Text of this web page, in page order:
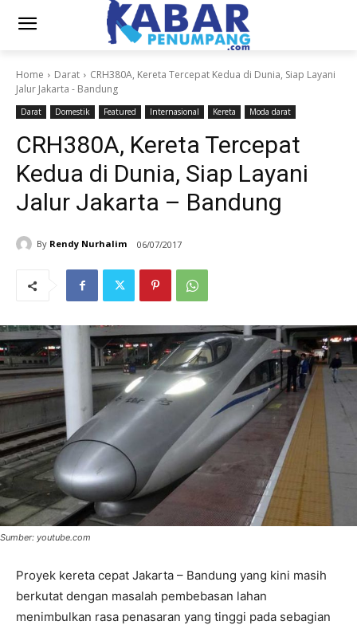
Home Darat
CRH380A, Kereta Tercepat Kedua di Dunia, Siap Layani
Jalur Jakarta - Bandung
Darat Domestik Featured Internasional Kereta Moda darat
CRH380A, Kereta Tercepat
Kedua di Dunia, Siap Layani
Jalur Jakarta – Bandung
By Rendy Nurhalim 06/07/2017
Sumber: youtube.com
Proyek kereta cepat Jakarta – Bandung yang kini masih
berkutat dengan masalah pembebasan lahan
menimbulkan rasa penasaran yang tinggi pada sebagian